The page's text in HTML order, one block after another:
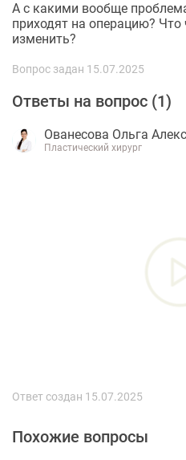
А с какими вообще
приходят на операцию? Что
изменить?
Вопрос задан 15.07.2025
Ответы на вопрос (1)
Ованесова Ольга
Пластический хирург
Ответ создан 15.07.2025
Похожие вопросы